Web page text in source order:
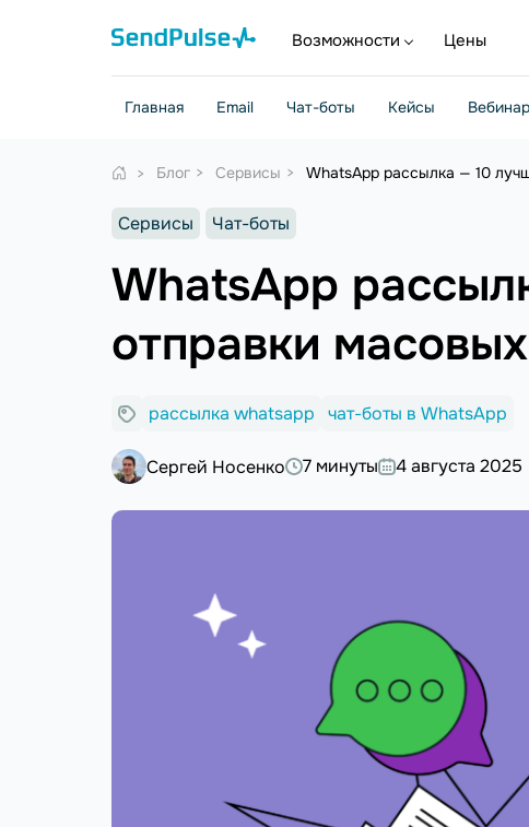
Возможности Цены
Главная Email Чат-боты Кейсы
Блог Сервисы WhatsApp рассылка — 10
Сервисы Чат-боты
WhatsApp
отправки
рассылка whatsapp чат-боты в WhatsApp
Сергей Носенко 7 минуты 4 августа 2025